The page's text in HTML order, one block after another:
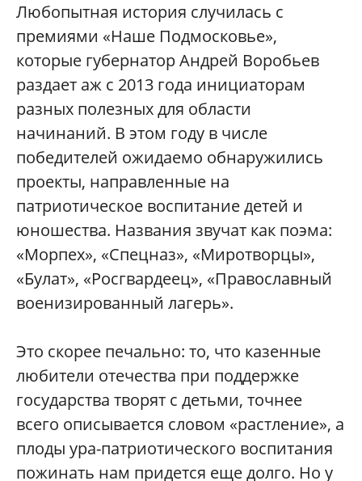
Любопытная история случилась с
премиями «Наше Подмосковье»,
которые губернатор Андрей Воробьев
раздает аж с 2013 года инициаторам
разных полезных для области
начинаний. В этом году в числе
победителей ожидаемо обнаружились
проекты, направленные на
патриотическое воспитание детей и
юношества. Названия звучат как поэма:
«Морпех», «Спецназ», «Миротворцы»,
«Булат», «Росгвардеец», «Православный
военизированный лагерь».
Это скорее печально: то, что казенные
любители отечества при поддержке
государства творят с детьми, точнее
всего описывается словом «растление», а
плоды ура-патриотического воспитания
пожинать нам придется еще долго. Но у